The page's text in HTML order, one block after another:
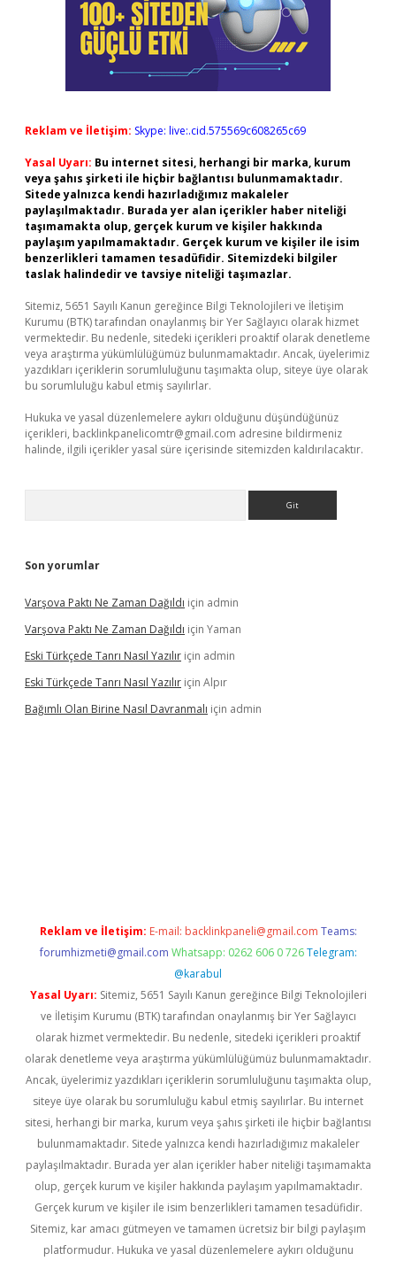
Reklam ve İletişim: Skype: live:.cid.575569c608265c69
Yasal Uyarı: Bu internet sitesi, herhangi bir marka, kurum
veya şahıs şirketi ile hiçbir bağlantısı bulunmamaktadır.
Sitede yalnızca kendi hazırladığımız makaleler
paylaşılmaktadır. Burada yer alan içerikler haber niteliği
taşımamakta olup, gerçek kurum ve kişiler hakkında
paylaşım yapılmamaktadır. Gerçek kurum ve kişiler ile isim
benzerlikleri tamamen tesadüfidir. Sitemizdeki bilgiler
taslak halindedir ve tavsiye niteliği taşımazlar.
Sitemiz, 5651 Sayılı Kanun gereğince Bilgi Teknolojileri ve İletişim
Kurumu (BTK) tarafından onaylanmış bir Yer Sağlayıcı olarak hizmet
vermektedir. Bu nedenle, sitedeki içerikleri proaktif olarak denetleme
veya araştırma yükümlülüğümüz bulunmamaktadır. Ancak, üyelerimiz
yazdıkları içeriklerin sorumluluğunu taşımakta olup, siteye üye olarak
bu sorumluluğu kabul etmiş sayılırlar.
Hukuka ve yasal düzenlemelere aykırı olduğunu düşündüğünüz
içerikleri, backlinkpanelicomtr@gmail.com adresine bildirmeniz
halinde, ilgili içerikler yasal süre içerisinde sitemizden kaldırılacaktır.
Son yorumlar
Varşova Paktı Ne Zaman Dağıldı için admin
Varşova Paktı Ne Zaman Dağıldı için Yaman
Eski Türkçede Tanrı Nasıl Yazılır için admin
Eski Türkçede Tanrı Nasıl Yazılır için Alpır
Bağımlı Olan Birine Nasıl Davranmalı için admin
Reklam ve İletişim: E-mail: backlinkpaneli@gmail.com Teams:
forumhizmeti@gmail.com Whatsapp: 0262 606 0 726 Telegram:
@karabul
Yasal Uyarı: Sitemiz, 5651 Sayılı Kanun gereğince Bilgi Teknolojileri
ve İletişim Kurumu (BTK) tarafından onaylanmış bir Yer Sağlayıcı
olarak hizmet vermektedir. Bu nedenle, sitedeki içerikleri proaktif
olarak denetleme veya araştırma yükümlülüğümüz bulunmamaktadır.
Ancak, üyelerimiz yazdıkları içeriklerin sorumluluğunu taşımakta olup,
siteye üye olarak bu sorumluluğu kabul etmiş sayılırlar. Bu internet
sitesi, herhangi bir marka, kurum veya şahıs şirketi ile hiçbir bağlantısı
bulunmamaktadır. Sitede yalnızca kendi hazırladığımız makaleler
paylaşılmaktadır. Burada yer alan içerikler haber niteliği taşımamakta
olup, gerçek kurum ve kişiler hakkında paylaşım yapılmamaktadır.
Gerçek kurum ve kişiler ile isim benzerlikleri tamamen tesadüfidir.
Sitemiz, kar amacı gütmeyen ve tamamen ücretsiz bir bilgi paylaşım
platformudur. Hukuka ve yasal düzenlemelere aykırı olduğunu